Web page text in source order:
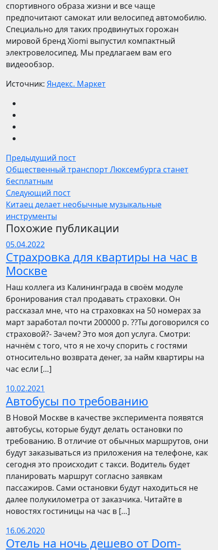
спортивного образа жизни и все чаще
предпочитают самокат или велосипед автомобилю.
Специально для таких продвинутых горожан
мировой бренд Xiomi выпустил компактный
электровелосипед. Мы предлагаем вам его
видеообзор.
Источник: Яндекс. Маркет
Предыдущий пост
Общественный транспорт Люксембурга станет
бесплатным
Следующий пост
Китаец делает необычные музыкальные
инструменты
Похожие публикации
05.04.2022
Страхровка для квартиры на час в
Москве
Наш коллега из Калининграда в своём модуле
бронирования стал продавать страховки. Он
рассказал мне, что на страховках на 50 номерах за
март заработал почти 200000 р. ??Ты договорился со
страховой?- Зачем? Это моя доп услуга. Смотри:
начнём с того, что я не хочу спорить с гостями
относительно возврата денег, за найм квартиры на
час если […]
10.02.2021
Автобусы по требованию
В Новой Москве в качестве эксперимента появятся
автобусы, которые будут делать остановки по
требованию. В отличие от обычных маршрутов, они
будут заказываться из приложения на телефоне, как
сегодня это происходит с такси. Водитель будет
планировать маршрут согласно заявкам
пассажиров. Сами остановки будут находиться не
далее полукилометра от заказчика. Читайте в
новостях гостиницы на час в […]
16.06.2020
Отель на ночь дешево от Dom-